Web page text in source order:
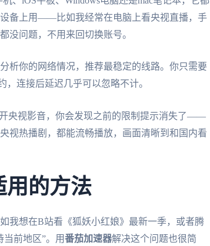
备上用——比如我经常在电脑上看央视直播，手
没问题，不用来回切换账号。
析你的网络情况，推荐最稳定的线路。你只需要
，连接后延迟几乎可以忽略不计。
央视影音，你会发现之前的限制提示消失了——
视热播剧，都能流畅播放，画面清晰到和国内看
用的方法
我想在B站看《狐妖小红娘》最新一季，或者腾
前地区”。用番茄加速器解决这个问题也很简